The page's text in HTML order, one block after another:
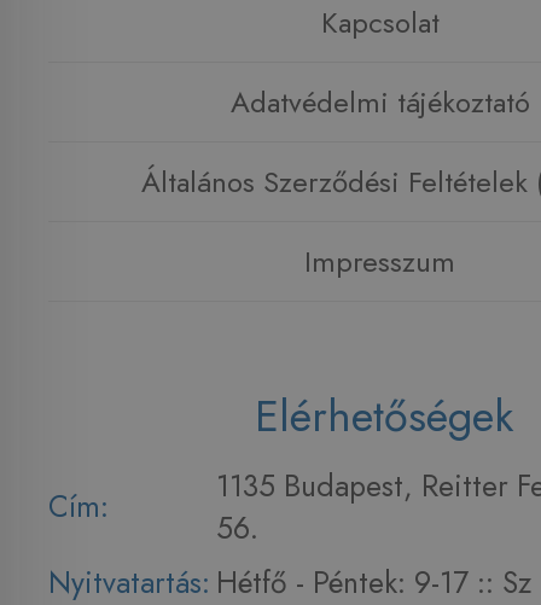
Kapcsolat
Adatvédelmi tájékoztató
Általános Szerződési Feltételek
Impresszum
Elérhetőségek
Cím:
1135 Budapest, Reitter
56.
Nyitvatartás: Hétfő - Péntek: 9-17 :: Sz